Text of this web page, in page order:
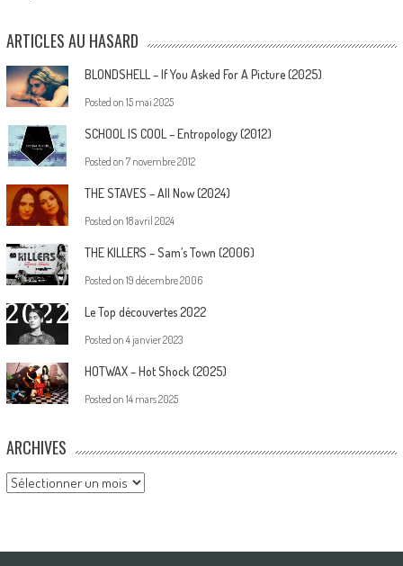
ARTICLES AU HASARD
BLONDSHELL – If You Asked For A Picture (2025)
Posted on 15 mai 2025
SCHOOL IS COOL – Entropology (2012)
Posted on 7 novembre 2012
THE STAVES – All Now (2024)
Posted on 18 avril 2024
THE KILLERS – Sam’s Town (2006)
Posted on 19 décembre 2006
Le Top découvertes 2022
Posted on 4 janvier 2023
HOTWAX – Hot Shock (2025)
Posted on 14 mars 2025
ARCHIVES
Archives